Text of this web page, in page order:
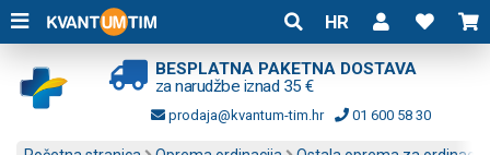
HR
BESPLATNA PAKETNA DOSTAVA
za narudžbe iznad 35 €
prodaja@kvantum-tim.hr 01 600 58 30